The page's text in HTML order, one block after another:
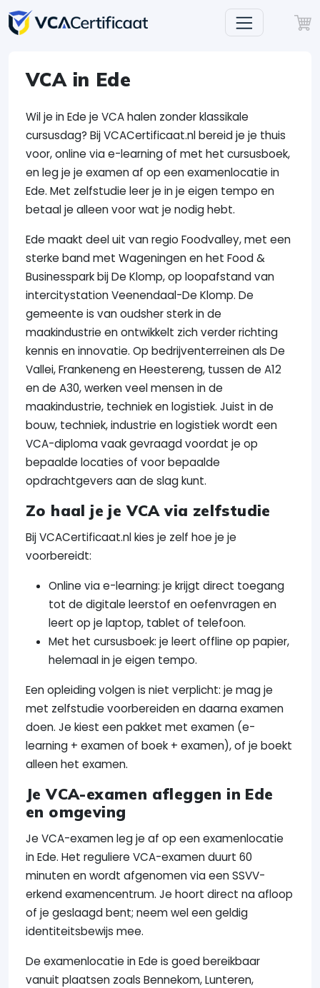
VCA in Ede
Wil je in Ede je VCA halen zonder klassikale
cursusdag? Bij VCACertificaat.nl bereid je je thuis
voor, online via e-learning of met het cursusboek,
en leg je je examen af op een examenlocatie in
Ede. Met zelfstudie leer je in je eigen tempo en
betaal je alleen voor wat je nodig hebt.
Ede maakt deel uit van regio Foodvalley, met een
sterke band met Wageningen en het Food &
Businesspark bij De Klomp, op loopafstand van
intercitystation Veenendaal-De Klomp. De
gemeente is van oudsher sterk in de
maakindustrie en ontwikkelt zich verder richting
kennis en innovatie. Op bedrijventerreinen als De
Vallei, Frankeneng en Heestereng, tussen de A12
en de A30, werken veel mensen in de
maakindustrie, techniek en logistiek. Juist in de
bouw, techniek, industrie en logistiek wordt een
VCA-diploma vaak gevraagd voordat je op
bepaalde locaties of voor bepaalde
opdrachtgevers aan de slag kunt.
Zo haal je je VCA via zelfstudie
Bij VCACertificaat.nl kies je zelf hoe je je
voorbereidt:
Online via e-learning: je krijgt direct toegang
tot de digitale leerstof en oefenvragen en
leert op je laptop, tablet of telefoon.
Met het cursusboek: je leert offline op papier,
helemaal in je eigen tempo.
Een opleiding volgen is niet verplicht: je mag je
met zelfstudie voorbereiden en daarna examen
doen. Je kiest een pakket met examen (e-
learning + examen of boek + examen), of je boekt
alleen het examen.
Je VCA-examen afleggen in Ede
en omgeving
Je VCA-examen leg je af op een examenlocatie
in Ede. Het reguliere VCA-examen duurt 60
minuten en wordt afgenomen via een SSVV-
erkend examencentrum. Je hoort direct na afloop
of je geslaagd bent; neem wel een geldig
identiteitsbewijs mee.
De examenlocatie in Ede is goed bereikbaar
vanuit plaatsen zoals Bennekom, Lunteren,